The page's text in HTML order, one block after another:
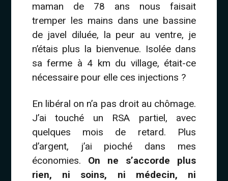
maman de 78 ans nous faisait
tremper les mains dans une bassine
de javel diluée, la peur au ventre, je
n’étais plus la bienvenue. Isolée dans
sa ferme à 4 km du village, était-ce
nécessaire pour elle ces injections ?
En libéral on n’a pas droit au chômage.
J’ai touché un RSA partiel, avec
quelques mois de retard. Plus
d’argent, j’ai pioché dans mes
économies. On ne s’accorde plus
rien, ni soins, ni médecin, ni